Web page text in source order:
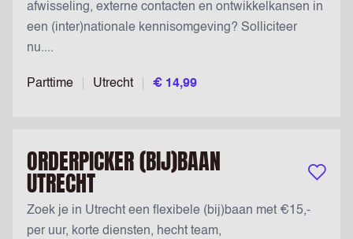
Parttime Utrecht € 14,99
afwisseling, externe contacten en ontwikkelkansen in
een (inter)nationale kennisomgeving? Solliciteer
nu....
ORDERPICKER (BIJ)BAAN
UTRECHT Bewaar
Zoek je in Utrecht een flexibele (bij)baan met €15,-
per uur, korte diensten, hecht team,